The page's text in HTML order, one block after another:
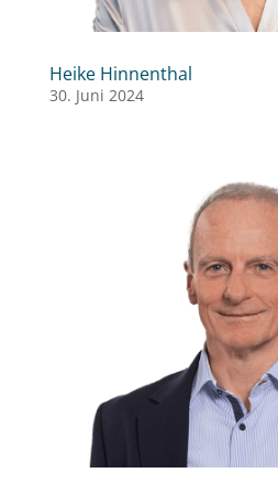
Heike Hinnenthal
30. Juni 2024